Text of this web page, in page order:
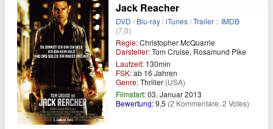
Jack Reacher
DVD /Blu-ray/iTunes/Trailer :: IMDB
(7,0)
Regie:Christopher McQuarrie
Darsteller:Tom Cruise, Rosamund Pike
Laufzeit: 130min
FSK:ab 16 Jahren
Genre:Thriller (USA)
Filmstart:03. Januar 2013
Bewertung:9,5 (2 Kommentare, 2 Votes)